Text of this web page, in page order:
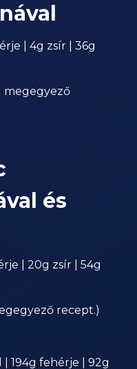
| 4g zsír | 36g
megegyező
és
| 20g zsír | 54g
recept.)
| 194g fehérje | 92g